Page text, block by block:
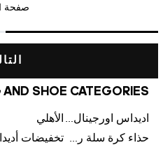
صفحة
SHOE CATEGORIES
اديداس اورجينال رجالي الأهلي
حذاء كرة سلة رجالي تخفيضات